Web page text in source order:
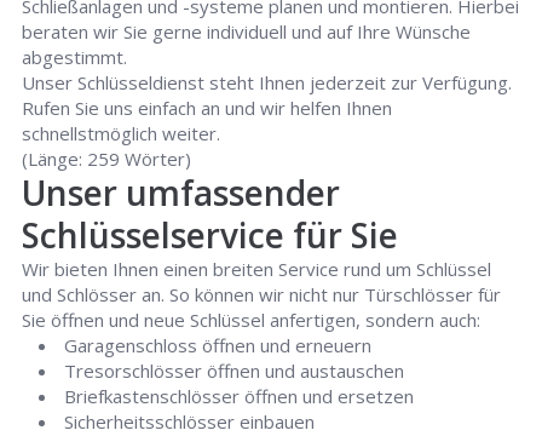
Schließanlagen und -systeme planen und montieren. Hierbei
beraten wir Sie gerne individuell und auf Ihre Wünsche
abgestimmt.
Unser Schlüsseldienst steht Ihnen jederzeit zur Verfügung.
Rufen Sie uns einfach an und wir helfen Ihnen
schnellstmöglich weiter.
(Länge: 259 Wörter)
Unser umfassender
Schlüsselservice für Sie
Wir bieten Ihnen einen breiten Service rund um Schlüssel
und Schlösser an. So können wir nicht nur Türschlösser für
Sie öffnen und neue Schlüssel anfertigen, sondern auch:
Garagenschloss öffnen und erneuern
Tresorschlösser öffnen und austauschen
Briefkastenschlösser öffnen und ersetzen
Sicherheitsschlösser einbauen